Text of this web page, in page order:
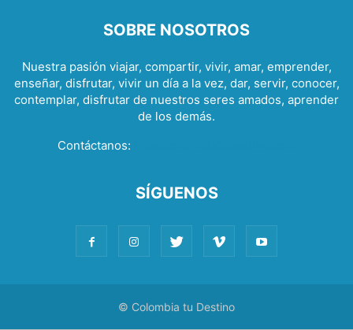
SOBRE NOSOTROS
Nuestra pasión viajar, compartir, vivir, amar, emprender,
enseñar, disfrutar, vivir un día a la vez, dar, servir, conocer,
contemplar, disfrutar de nuestros seres amados, aprender
de los demás.
Contáctanos:
SÍGUENOS
© Colombia tu Destino